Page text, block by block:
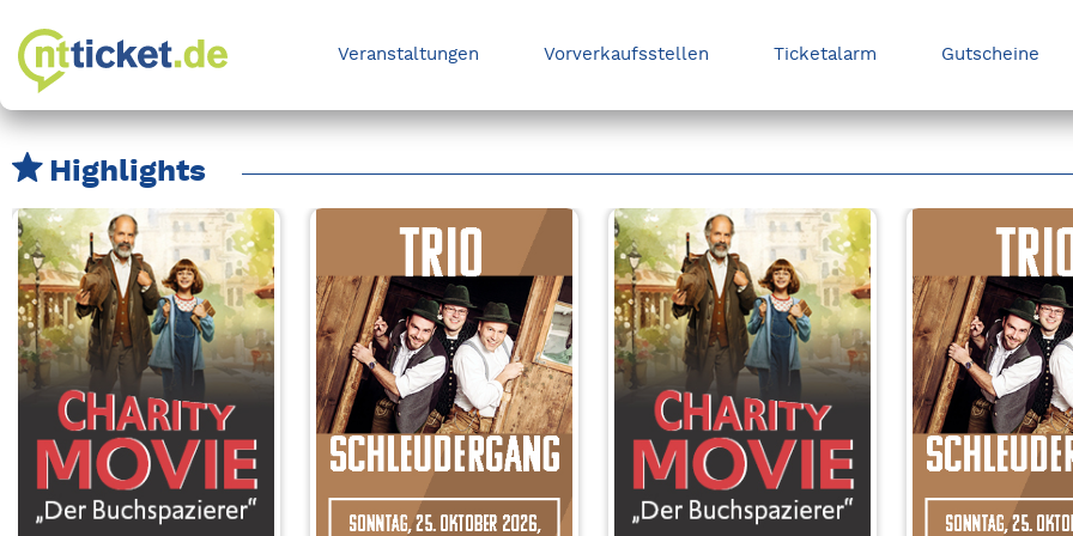
Veranstaltungen Vorverkaufsstellen Ticketalarm Gutscheine
Highlights
Karussell Veranstaltungen überspringen